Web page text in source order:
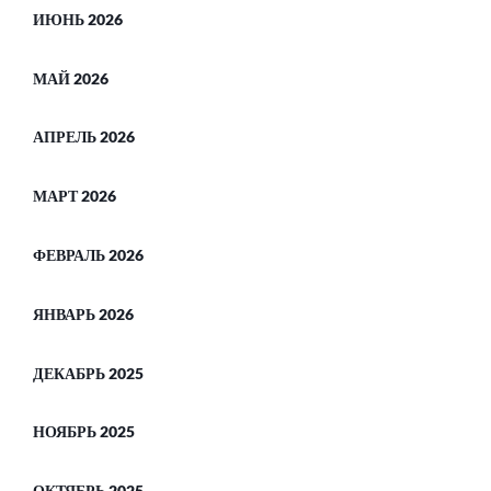
ИЮНЬ 2026
МАЙ 2026
АПРЕЛЬ 2026
МАРТ 2026
ФЕВРАЛЬ 2026
ЯНВАРЬ 2026
ДЕКАБРЬ 2025
НОЯБРЬ 2025